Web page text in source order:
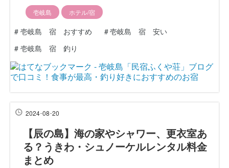
壱岐島 ホテル/宿
# 壱岐島 宿 おすすめ #壱岐島 宿 安い
# 壱岐島 宿 釣り
2024-08-20
【辰の島】海の家やシャワー、更衣室あ
る？うきわ・シュノーケルレンタル料金
まとめ